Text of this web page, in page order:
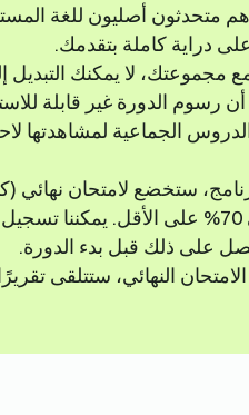
هم متحدثون أصليون للغة
دراية كاملة بتقدمك.
مجموعتك، لا يمكنك
رسوم الدورة غير قابلة
الجماعية لمشاهدتها
أن تحصل على 70% على الأقل.
على ذلك قبل بدء الدورة.
الامتحان النهائي، ستتلقى